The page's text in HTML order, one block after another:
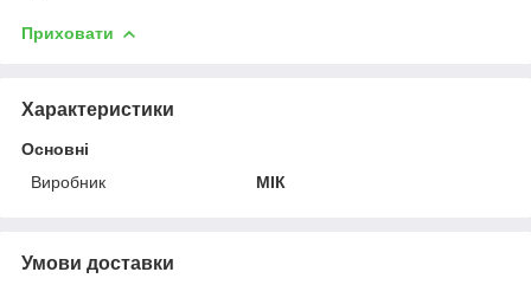
Приховати
Характеристики
Основні
Виробник
МІК
Умови доставки